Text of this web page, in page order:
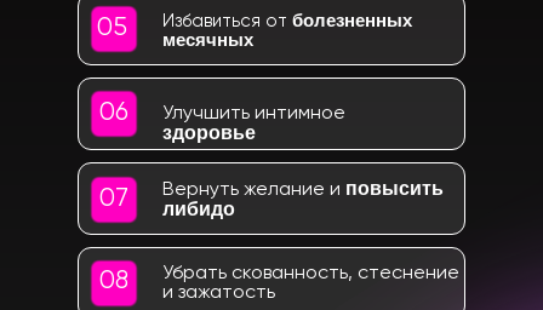
Избавиться от болезненных
месячных
Улучшить интимное
здоровье
Вернуть желание и повысить
либидо
Убрать скованность, стеснение
и зажатость
08
05
06
07